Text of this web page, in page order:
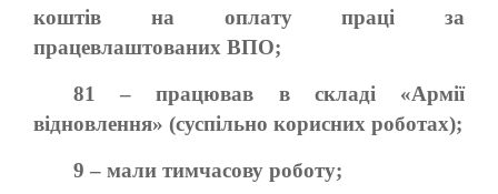
коштів на оплату праці за
працевлаштованих ВПО;
81 – працював в складі «Армії
відновлення» (суспільно корисних роботах);
9 – мали тимчасову роботу;